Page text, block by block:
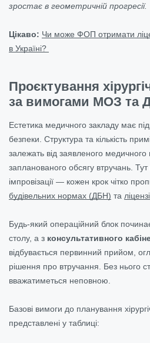
зростає в геометричній прогресії.
Цікаво: Чи може ФОП отримати
в Україні?
Проєктування
за вимогами МОЗ та
Естетика медичного закладу має
безпеки. Структура та кількість
залежать від заявленого медичного
запланованого обсягу втручань.
імпровізації — кожен крок чітко
будівельних нормах (ДБН) та
Будь-який операційний блок
столу, а з консультативного
відбувається первинний прийом,
рішення про втручання. Без нього
вважатиметься неповною.
Базові вимоги до планування
представлені у таблиці: